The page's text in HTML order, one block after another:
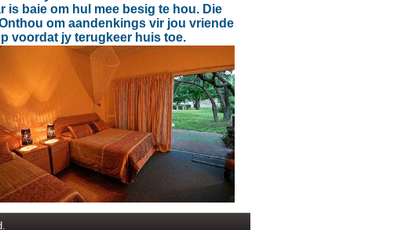
is baie om hul mee besig te hou. Die
om aandenkings vir jou vriende
voordat jy terugkeer huis toe.